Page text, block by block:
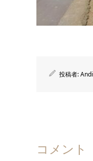
投稿者:Andi
コメント